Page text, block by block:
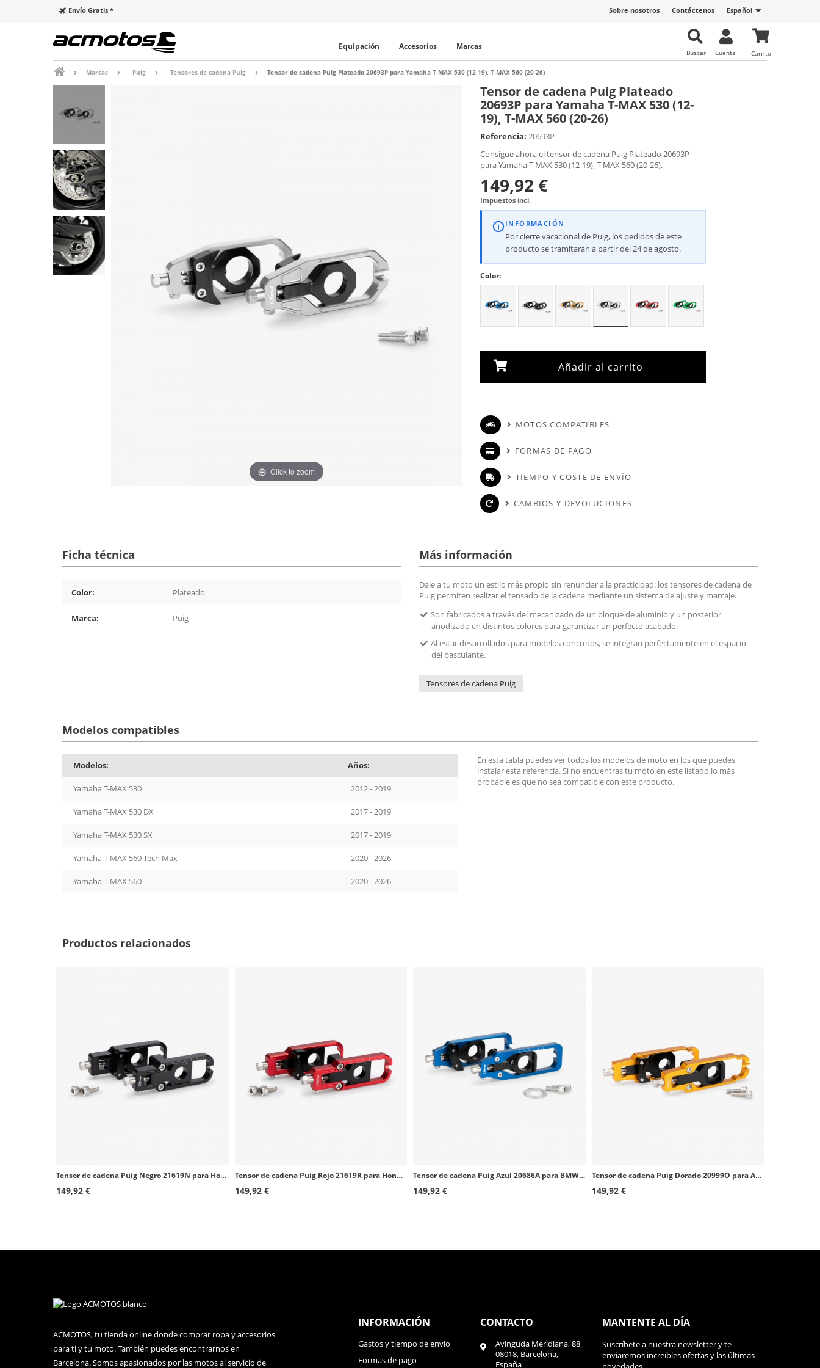
Español
Contáctenos
Sobre nosotros
Envío Gratis *
Carrito
Cuenta
Buscar
Equipación Accesorios Marcas
Marcas Puig Tensores de cadena Puig Tensor de cadena Puig Plateado 20693P para Yamaha T-MAX 530 (12-19), T-MAX 560 (20-26)
Click to zoom
Tensor de cadena Puig Plateado
20693P para Yamaha T-MAX 530 (12-
19), T-MAX 560 (20-26)
Referencia: 20693P
Consigue ahora el tensor de cadena Puig Plateado 20693P
para Yamaha T-MAX 530 (12-19), T-MAX 560 (20-26).
149,92 €
Impuestos incl.
INFORMACIÓN
Por cierre vacacional de Puig, los pedidos de este
producto se tramitarán a partir del 24 de agosto.
Color:
Añadir al carrito
MOTOS COMPATIBLES
FORMAS DE PAGO
TIEMPO Y COSTE DE ENVÍO
CAMBIOS Y DEVOLUCIONES
Ficha técnica
Color: Plateado
Marca: Puig
Más información
Dale a tu moto un estilo más propio sin renunciar a la practicidad: los tensores de cadena de
Puig permiten realizar el tensado de la cadena mediante un sistema de ajuste y marcaje.
Son fabricados a través del mecanizado de un bloque de aluminio y un posterior
anodizado en distintos colores para garantizar un perfecto acabado.
Al estar desarrollados para modelos concretos, se integran perfectamente en el espacio
del basculante.
Tensores de cadena Puig
Modelos compatibles
Modelos: Años:
Yamaha T-MAX 530 2012 - 2019
Yamaha T-MAX 530 DX 2017 - 2019
Yamaha T-MAX 530 SX 2017 - 2019
Yamaha T-MAX 560 Tech Max 2020 - 2026
Yamaha T-MAX 560 2020 - 2026
En esta tabla puedes ver todos los modelos de moto en los que puedes
instalar esta referencia. Si no encuentras tu moto en este listado lo más
probable es que no sea compatible con este producto.
Productos relacionados
Tensor de cadena Puig Negro 21619N para Honda CRF1100L Africa Twin (20-26), XL750 Transalp (23-26)
149,92 €
Tensor de cadena Puig Rojo 21619R para Honda CRF1100L Africa Twin (20-26), XL750 Transalp (23-26)
149,92 €
Tensor de cadena Puig Azul 20686A para BMW M1000R (23-26), S1000R (14-24), S1000RR (09-18)
149,92 €
Tensor de cadena Puig Dorado 20999O para Aprilia RS 660 (21-26)
149,92 €
ACMOTOS, tu tienda online donde comprar ropa y accesorios
para ti y tu moto. También puedes encontrarnos en
Barcelona. Somos apasionados por las motos al servicio de
INFORMACIÓN
Gastos y tiempo de envío
Formas de pago
CONTACTO
Avinguda Meridiana, 88
08018, Barcelona,
España
MANTENTE AL DÍA
Suscríbete a nuestra newsletter y te
enviaremos increíbles ofertas y las últimas